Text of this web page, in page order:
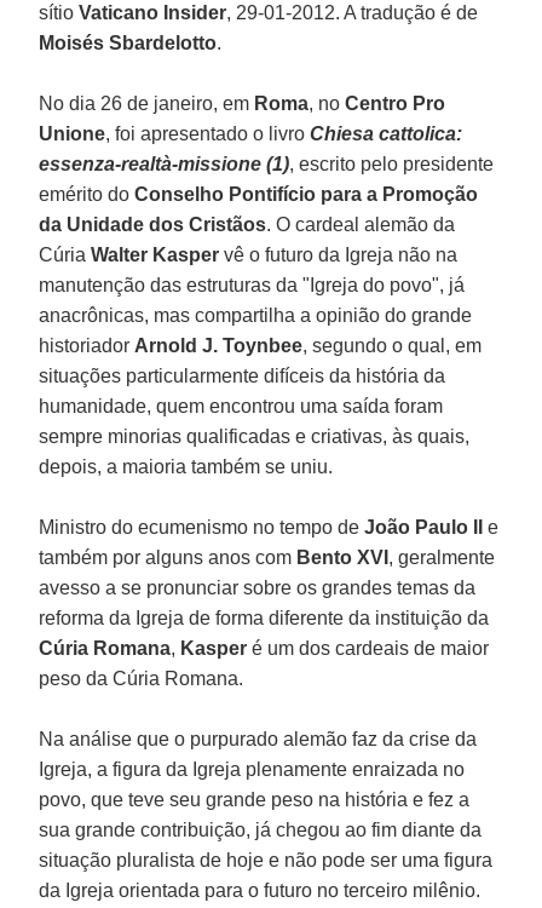
sítioVaticano Insider, 29-01-2012. A tradução é de
Moisés Sbardelotto.
No dia 26 de janeiro, em Roma, noCentro Pro
Unione, foi apresentado o livroChiesa cattolica:
essenza-realtà-missione (1), escrito pelo presidente
emérito doConselho Pontifício para a Promoção
da Unidade dos Cristãos. O cardeal alemão da
CúriaWalter Kaspervê o futuro da Igreja não na
manutenção das estruturas da "Igreja do povo", já
anacrônicas, mas compartilha a opinião do grande
historiador Arnold J. Toynbee, segundo o qual, em
situações particularmente difíceis da história da
humanidade, quem encontrou uma saída foram
sempre minorias qualificadas e criativas, às quais,
depois, a maioria também se uniu.
Ministro do ecumenismo no tempo deJoão Paulo IIe
também por alguns anos com Bento XVI , geralmente
avesso a se pronunciar sobre os grandes temas da
reforma da Igreja de forma diferente da instituição da
Cúria Romana, Kasperé um dos cardeais de maior
peso da Cúria Romana.
Na análise que o purpurado alemão faz da crise da
Igreja, a figura da Igreja plenamente enraizada no
povo, que teve seu grande peso na história e fez a
sua grande contribuição, já chegou ao fim diante da
situação pluralista de hoje e não pode ser uma figura
da Igreja orientada para o futuro no terceiro milênio.